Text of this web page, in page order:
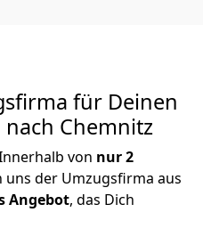
für Deinen
nach Chemnitz
von nur 2
der Umzugsfirma aus
Angebot, das Dich